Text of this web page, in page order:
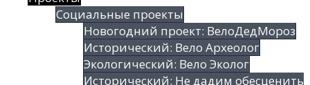
Социальные проекты
Новогодний проект: ВелоДедМороз
Исторический: Вело Археолог
Экологический: Вело Эколог
Исторический: Не дадим обесценить